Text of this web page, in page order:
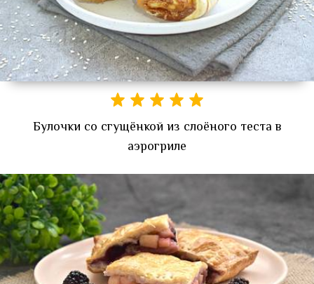
Булочки со сгущёнкой из слоёного теста в
аэрогриле